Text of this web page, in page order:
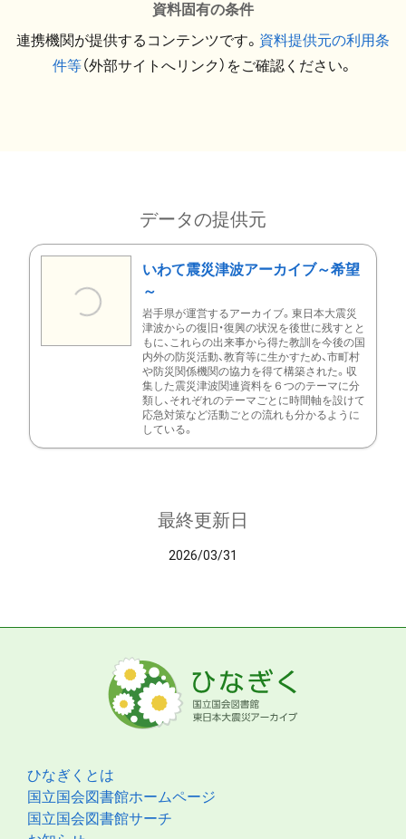
資料固有の条件
連携機関が提供するコンテンツです。 資料提供元の利用条
件等（外部サイトへリンク）をご確認ください。
データの提供元
いわて震災津波アーカイブ～希望
～
岩手県が運営するアーカイブ。東日本大震災
津波からの復旧・復興の状況を後世に残すとと
もに、これらの出来事から得た教訓を今後の国
内外の防災活動、教育等に生かすため、市町村
や防災関係機関の協力を得て構築された。収
集した震災津波関連資料を６つのテーマに分
類し、それぞれのテーマごとに時間軸を設けて
応急対策など活動ごとの流れも分かるように
している。
最終更新日
2026/03/31
ひなぎくとは
国立国会図書館ホームページ
国立国会図書館サーチ